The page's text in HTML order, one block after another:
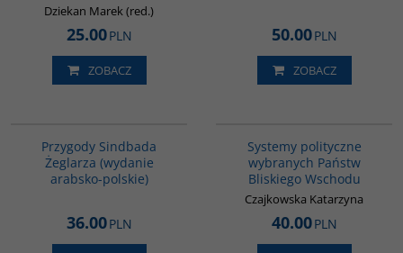
Dziekan Marek (red.)
25.00PLN
ZOBACZ
50.00PLN
ZOBACZ
Przygody Sindbada
Żeglarza (wydanie
arabsko-polskie)
36.00PLN
Systemy polityczne
wybranych Państw
Bliskiego Wschodu
Czajkowska Katarzyna
40.00PLN